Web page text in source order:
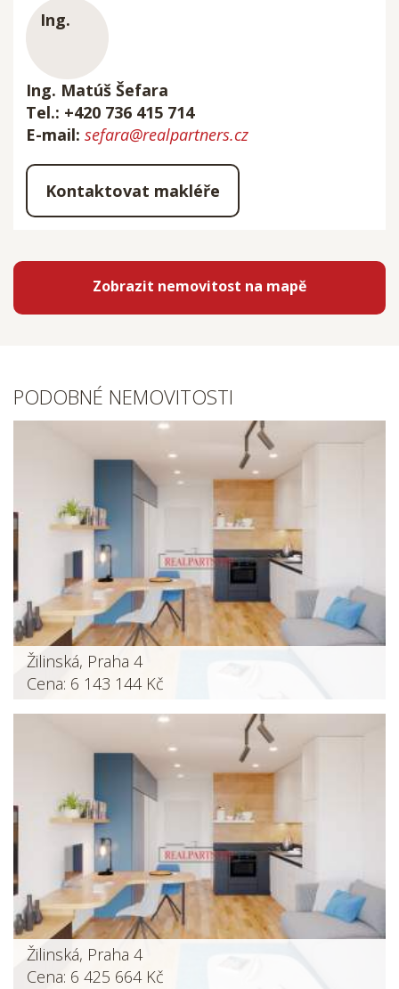
Ing. Matúš Šefara
Tel.: +420 736 415 714
E-mail: sefara@realpartners.cz
Kontaktovat makléře
Zobrazit nemovitost na mapě
PODOBNÉ NEMOVITOSTI
Žilinská, Praha 4
Cena: 6 143 144 Kč
Žilinská, Praha 4
Cena: 6 425 664 Kč